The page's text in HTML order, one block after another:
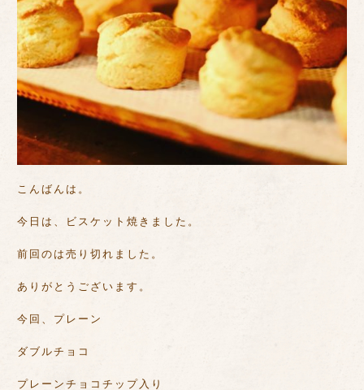
こんばんは。
今日は、ビスケット焼きました。
前回のは売り切れました。
ありがとうございます。
今回、プレーン
ダブルチョコ
プレーンチョコチップ入り